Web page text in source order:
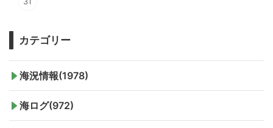
カテゴリー
海況情報(1978)
海ログ(972)